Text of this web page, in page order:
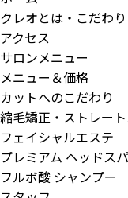
クレオとは・こだわり
アクセス
サロンメニュー
メニュー＆価格
カットへのこだわり
縮毛矯正・ストレー
フェイシャルエステ
プレミアム ヘッドス
フルボ酸 シャンプー